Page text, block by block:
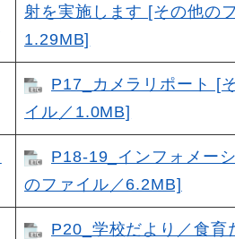
射を実施します [その他の
1.29MB]
P17_カメラリポート [
イル／1.0MB]
P18-19_インフォメー
のファイル／6.2MB]
P20_学校だより／食育